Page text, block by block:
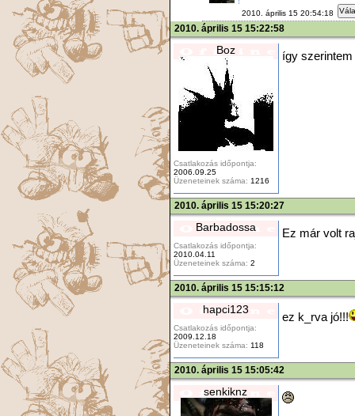
2010. április 15 20:54:18
2010. április 15 15:22:58
Boz
Csatlakozás időpontja:
2006.09.25
Üzeneteinek száma: 1216
így
2010. április 15 15:20:27
Barbadossa
Csatlakozás időpontja:
2010.04.11
Üzeneteinek száma: 2
Ez már volt
2010. április 15 15:15:12
hapci123
Csatlakozás időpontja:
2009.12.18
Üzeneteinek száma: 118
ez k_rva jó!!!
2010. április 15 15:05:42
senkiknz